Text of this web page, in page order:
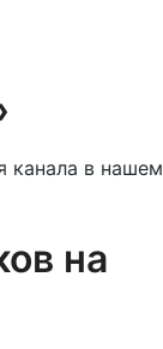
канала в нашем
на